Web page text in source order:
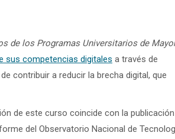
de los Programas Universitarios de
sus competencias digitales a través de
contribuir a reducir la brecha digital, que
de este curso coincide con la
del Observatorio Nacional de